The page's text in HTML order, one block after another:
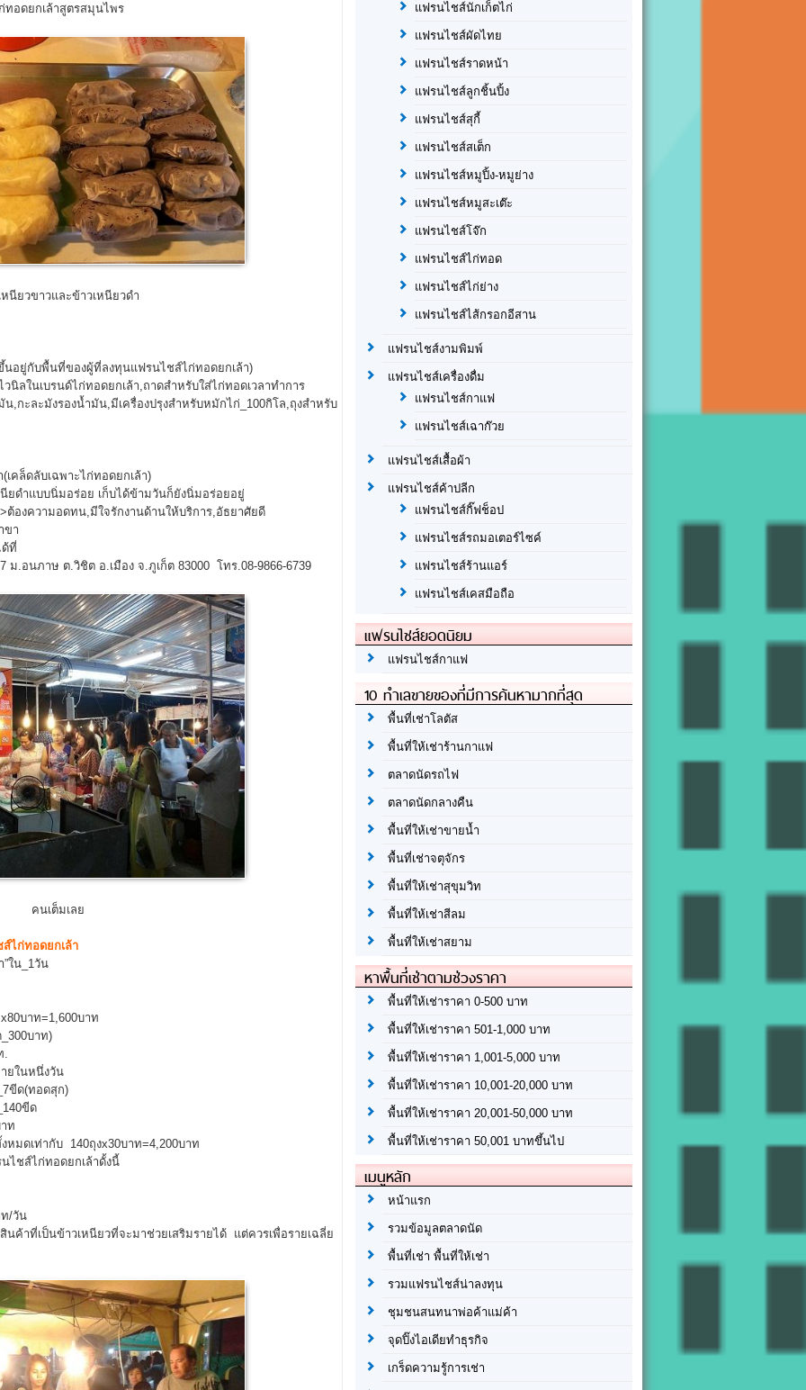
ทอดยกเล้าสูตรสมุนไพร
หนียวขาวและข้าวเหนียวดำ
นอยู่กับพื้นที่ของผู้ที่ลงทุนแฟรนไชส์ไก่ทอดยกเล้า)
ลในเบรนด์ไก่ทอดยกเล้า,ถาดสำหรับใส่ไก่ทอดเวลาทำการ
กะละมังรองน้ำมัน,มีเครื่องปรุงสำหรับหมักไก่_100กิโล,ถุงสำหรับ
คล็ดลับเฉพาะไก่ทอดยกเล้า)
ยดำแบบนิ่มอร่อย เก็บได้ข้ามวันก็ยังนิ่มอร่อยอยู่
ต้องความอดทน,มีใจรักงานด้านให้บริการ,อัธยาศัยดี
ขา
ด้ที่
.อนภาษ ต.วิชิต อ.เมือง จ.ภูเก็ต 83000 โทร.08-9866-6739
คนเต็มเลย
ไก่ทอดยกเล้า
ใน_1วัน
บาท=1,600บาท
บาท)
ยในหนึ่งวัน
ขีด(ทอดสุก)
ขีด
ท
ากับ 140ถุงx30บาท=4,200บาท
ไชส์ไก่ทอดยกเล้าดั้งนี้
/วัน
ค้าที่เป็นข้าวเหนียวที่จะมาช่วยเสริมรายได้ แต่ควรเพื่อรายเฉลี่ย
แฟรนไชส์นักเก็ตไก่
แฟรนไชส์ผัดไทย
แฟรนไชส์ราดหน้า
แฟรนไชส์ลูกชิ้นปิ้ง
แฟรนไชส์สุกี้
แฟรนไชส์สเต็ก
แฟรนไชส์หมูปิ้ง-หมูย่าง
แฟรนไชส์หมูสะเต๊ะ
แฟรนไชส์โจ๊ก
แฟรนไชส์ไก่ทอด
แฟรนไชส์ไก่ย่าง
แฟรนไชส์ไส้กรอกอีสาน
แฟรนไชส์งามพิมพ์
แฟรนไชส์เครื่องดื่ม
แฟรนไชส์กาแฟ
แฟรนไชส์เฉาก๊วย
แฟรนไชส์เสื้อผ้า
แฟรนไชส์ค้าปลีก
แฟรนไชส์กิ๊ฟช็อป
แฟรนไชส์รถมอเตอร์ไซค์
แฟรนไชส์ร้านแอร์
แฟรนไชส์เคสมือถือ
แฟรนไชส์ยอดนิยม
แฟรนไชส์กาแฟ
10 ทำเลขายของที่มีการค้นหามากที่สุด
พื้นที่เช่าโลตัส
พื้นที่ให้เช่าร้านกาแฟ
ตลาดนัดรถไฟ
ตลาดนัดกลางคืน
พื้นที่ให้เช่าขายน้ำ
พื้นที่เช่าจตุจักร
พื้นที่ให้เช่าสุขุมวิท
พื้นที่ให้เช่าสีลม
พื้นที่ให้เช่าสยาม
หาพื้นที่เช่าตามช่วงราคา
พื้นที่ให้เช่าราคา 0-500 บาท
พื้นที่ให้เช่าราคา 501-1,000 บาท
พื้นที่ให้เช่าราคา 1,001-5,000 บาท
พื้นที่ให้เช่าราคา 10,001-20,000 บาท
พื้นที่ให้เช่าราคา 20,001-50,000 บาท
พื้นที่ให้เช่าราคา 50,001 บาทขึ้นไป
เมนูหลัก
หน้าแรก
รวมข้อมูลตลาดนัด
พื้นที่เช่า พื้นที่ให้เช่า
รวมแฟรนไชส์น่าลงทุน
ชุมชนสนทนาพ่อค้าแม่ค้า
จุดปิ๊งไอเดียทำธุรกิจ
เกร็ดความรู้การเช่า